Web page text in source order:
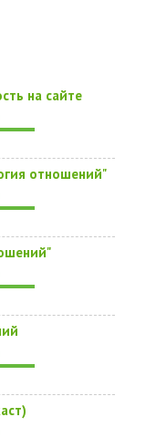
на сайте
отношений"